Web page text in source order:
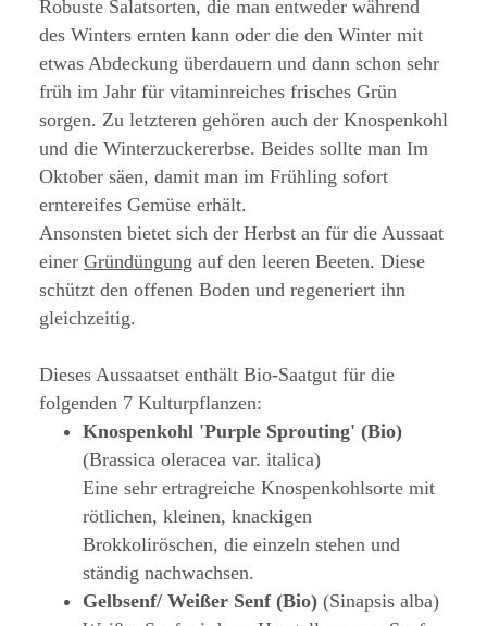
Robuste Salatsorten, die man entweder während
des Winters ernten kann oder die den Winter mit
etwas Abdeckung überdauern und dann schon sehr
früh im Jahr für vitaminreiches frisches Grün
sorgen. Zu letzteren gehören auch der Knospenkohl
und die Winterzuckererbse. Beides sollte man Im
Oktober säen, damit man im Frühling sofort
erntereifes Gemüse erhält.
Ansonsten bietet sich der Herbst an für die Aussaat
einer Gründüngung auf den leeren Beeten. Diese
schützt den offenen Boden und regeneriert ihn
gleichzeitig.
Dieses Aussaatset enthält Bio-Saatgut für die
folgenden 7 Kulturpflanzen:
Knospenkohl 'Purple Sprouting' (Bio)
(Brassica oleracea var. italica)
Eine sehr ertragreiche Knospenkohlsorte mit
rötlichen, kleinen, knackigen
Brokkoliröschen, die einzeln stehen und
ständig nachwachsen.
Gelbsenf/ Weißer Senf (Bio) (Sinapsis alba)